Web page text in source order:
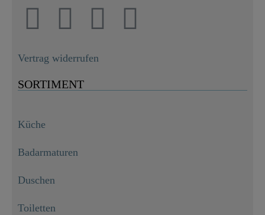
Vertrag widerrufen
SORTIMENT
Küche
Badarmaturen
Duschen
Toiletten